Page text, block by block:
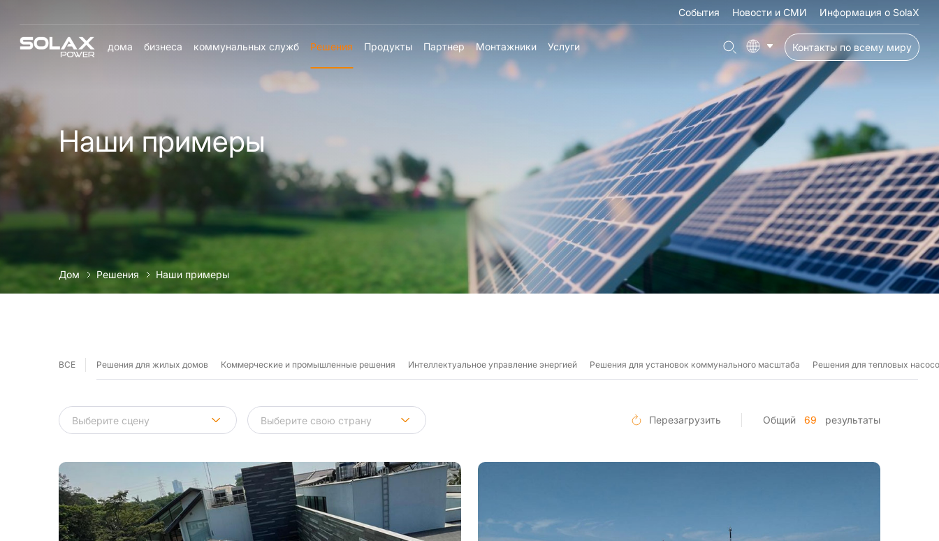
События Новости и СМИ Информация о SolaX
дома бизнеса коммунальных служб Решения Продукты Партнер Монтажники Услуги Контакты по всему миру
Наши примеры
Дом Решения Наши примеры
ВСЕ Решения для жилых домов Коммерческие и промышленные решения Интеллектуальное управление энергией Решения для установок коммунального масштаба Решения для тепловых
Перезагрузить Общий 69 результаты